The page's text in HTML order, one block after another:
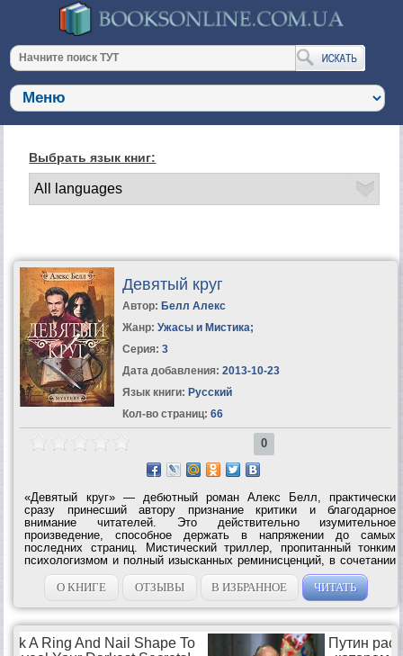
Выбрать язык книг:
Девятый круг
Автор: Белл Алекс
Жанр: Ужасы и Мистика;
Серия: 3
Дата добавления: 2013-10-23
Язык книги: Русский
Кол-во страниц: 66
0
«Девятый круг» — дебютный роман Алекс Белл, практически
сразу принесший автору признание критики и благодарное
внимание читателей. Это действительно изумительное
произведение, способное держать в напряжении до самых
последних страниц. Мистический триллер, пропитанный тонким
психологизмом и полный изысканных реминисценций, в сочетании
с безбашенным боевиком — «Идентификация Борна» и
«Константин» в одном флаконе. Герой...
О КНИГЕ ОТЗЫВЫ В ИЗБРАННОЕ ЧИТАТЬ